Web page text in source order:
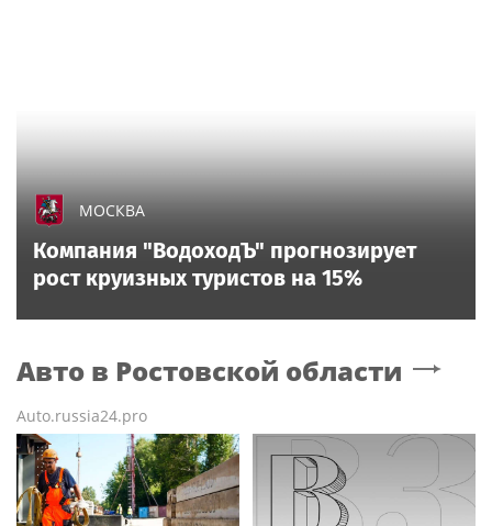
МОСКВА
Компания "ВодоходЪ" прогнозирует
рост круизных туристов на 15%
Авто в Ростовской области
Auto.russia24.pro